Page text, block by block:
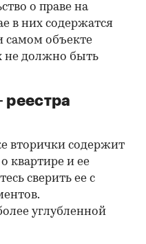
о праве на
в них содержатся
самом объекте
не должно быть
реестра
вторички содержит
квартире и ее
сверить ее с
углубленной